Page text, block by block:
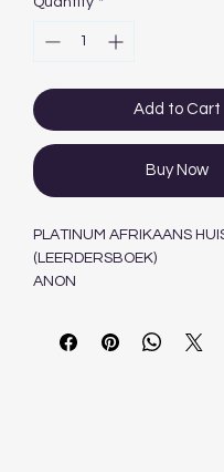
Add to Cart
Buy Now
PLATINUM AFRIKAANS
(LEERDERSBOEK)
ANON